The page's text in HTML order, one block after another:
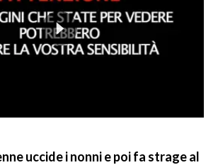
uccide i nonni e poi fa strage al